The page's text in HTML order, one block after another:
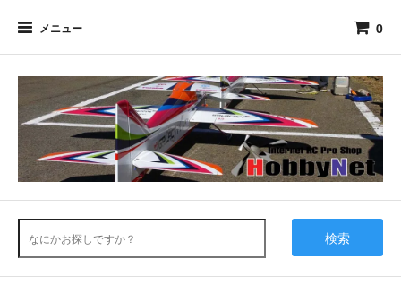
メニュー 0
検索